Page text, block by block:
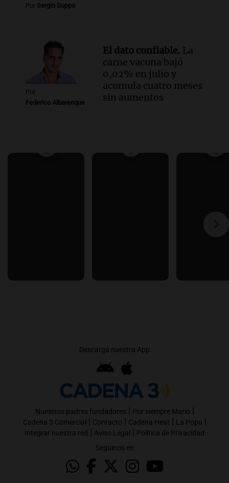
Por Sergio Suppo
Por
Federico Albarenque
El dato confiable. La
carne vacuna bajó
0,02% en julio y
acumula cuatro meses
sin aumentos
Descargá nuestra App
Nuestros padres fundadores | Por siempre Mario |
Cadena 3 Comercial | Contacto | Cadena Heat | La Popu |
Integrar nuestra red | Aviso Legal | Política de Privacidad
Seguinos en